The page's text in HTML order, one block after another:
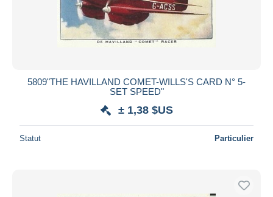
5809"THE HAVILLAND COMET-WILLS'S CARD N° 5-
SET SPEED"
± 1,38 $US
Statut Particulier